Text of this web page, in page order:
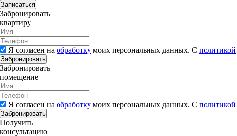
Записаться
Забронировать
квартиру
Я согласен на обработку моих персональных данных. С политикой
Забронировать
Забронировать
помещение
Я согласен на обработку моих персональных данных. С политикой
Забронировать
Получить
консультацию